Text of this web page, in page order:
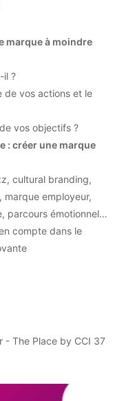
marque à moindre
il ?
de vos actions et le
vos objectifs ?
: créer une marque
cultural branding,
employeur,
parcours émotionnel…
compte dans le
- The Place by CCI 37